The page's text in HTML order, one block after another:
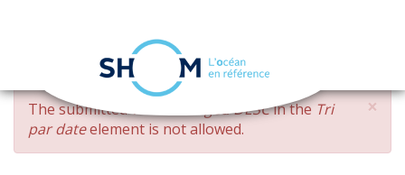
Skip
main
content
navigation
×
ERROR
MESSAGE
The submitted value changed DESCin the Tri
par dateelement is not allowed.